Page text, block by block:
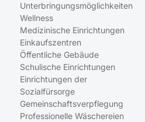
Unterbringungsmöglichkeiten
Wellness
Medizinische Einrichtungen
Einkaufszentren
Öffentliche Gebäude
Schulische Einrichtungen
Einrichtungen der
Sozialfürsorge
Gemeinschaftsverpflegung
Professionelle Wäschereien